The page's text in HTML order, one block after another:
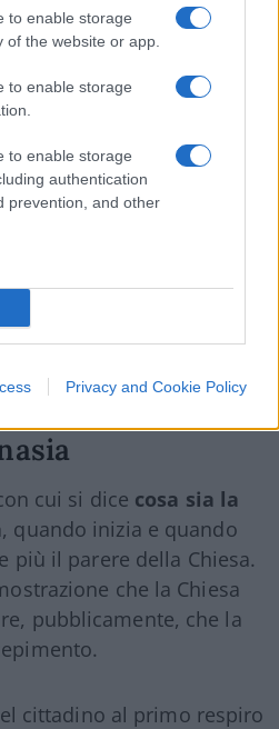
to enable storage
of the website or app.
to enable storage
to enable storage
authentication
prevention, and other
Privacy and Cookie Policy
fatto nazionalizzata, con il
Quando pregare, dove,
la comunione, cosa
è stato regolamentato
Cina, ma in un Paese
assistito alle
il sacerdote. I cattolici
con zelo a questa nuova,
cui è lo Stato che fissa le
non si fa per la paura…
cui si dice cosa sia la
, quando inizia e quando
più il parere della Chiesa.
che la Chiesa
pubblicamente, che la
cittadino al primo respiro